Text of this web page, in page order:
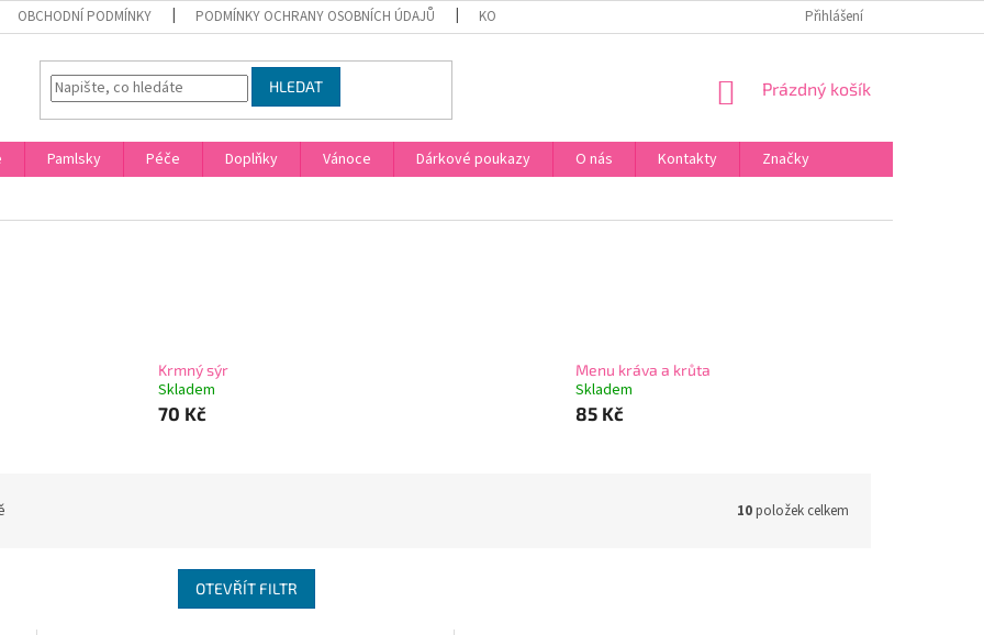
OBCHODNÍ PODMÍNKY PODMÍNKY OCHRANY OSOBNÍCH ÚDAJŮ KONTAKTY Přihlášení
HLEDAT
NÁKUPNÍ
Prázdný košík
Pamlsky Péče Doplňky Vánoce Dárkové poukazy O nás Kontakty
Značky
Krmný sýr
Skladem
70 Kč
Menu kráva a krůta
Skladem
85 Kč
10položek celkem
OTEVŘÍT FILTR